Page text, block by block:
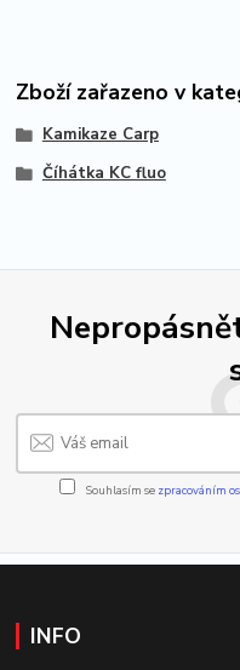
Zboží zařazeno v
Kamikaze Carp
Číhátka KC fluo
Souhlasím se zpracováním
INFO